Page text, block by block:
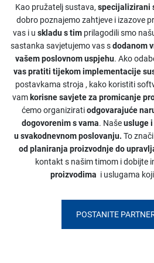
Kao pružatelj sustava, specijalizirani
dobro poznajemo zahtjeve i izazove
vas i u skladu s timprilagodili smo
sastanka savjetujemo vas sdodanom
vašem poslovnom uspjehu. Ako
vas pratiti tijekom implementacije
postavkama stroja , kako koristiti
vam korisne savjete za promicanje
ćemo organiziratiodgovarajuće
dogovorenim s vama. Našeusluge
u svakodnevnom poslovanju. To
od planiranja proizvodnje do
kontakt s našim timom i dobijte
proizvodima i uslugama
POSTANITE